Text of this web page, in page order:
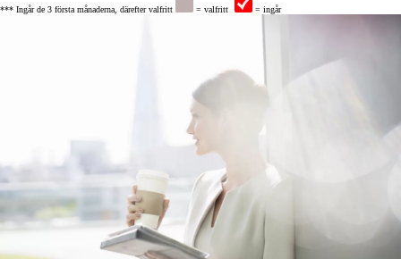
*** Ingår de 3 första månaderna, därefter valfritt
= valfritt = ingår